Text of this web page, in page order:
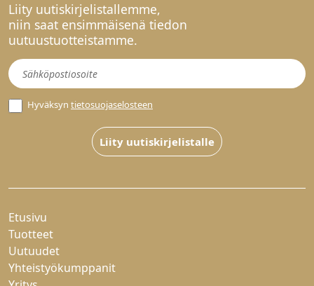
Liity uutiskirjelistallemme,
niin saat ensimmäisenä tiedon
uutuustuotteistamme.
Uutiskirje
Hyväksyn tietosuojaselosteen
Liity uutiskirjelistalle
Etusivu
Tuotteet
Uutuudet
Yhteistyökumppanit